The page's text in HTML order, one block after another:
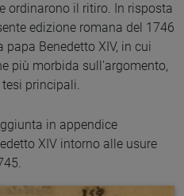
ordinarono il ritiro. In risposta
edizione romana del 1746
Benedetto XIV, in cui
più morbida sull'argomento,
principali.
in appendice
XIV intorno alle usure